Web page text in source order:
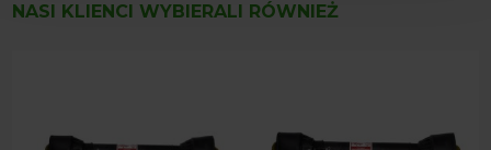
NASI KLIENCI WYBIERALI RÓWNIEŻ